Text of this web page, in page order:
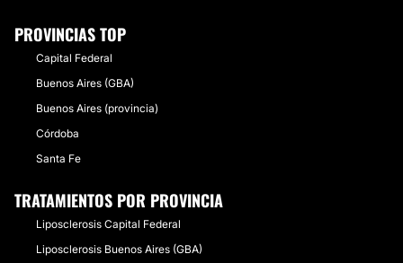
PROVINCIAS TOP
Capital Federal
Buenos Aires (GBA)
Buenos Aires (provincia)
Córdoba
Santa Fe
TRATAMIENTOS POR PROVINCIA
Liposclerosis Capital Federal
Liposclerosis Buenos Aires (GBA)